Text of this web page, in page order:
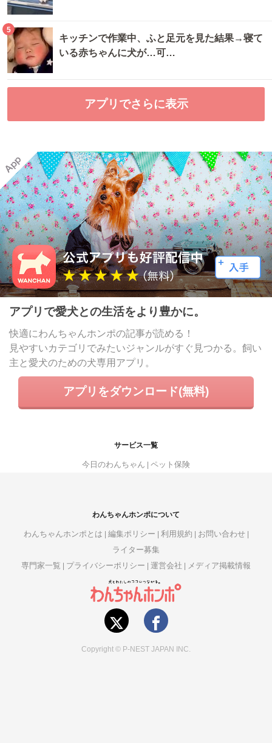
5
キッチンで作業中、ふと足元を見た結果→寝て
いる赤ちゃんに犬が…可…
アプリでさらに表示
アプリで愛犬との生活をより豊かに。
快適にわんちゃんホンポの記事が読める！
見やすいカテゴリでみたいジャンルがすぐ見つかる。飼い
主と愛犬のための犬専用アプリ。
アプリをダウンロード(無料)
サービス一覧
今日のわんちゃん ペット保険
わんちゃんホンポについて
わんちゃんホンポとは 編集ポリシー 利用規約
お問い合わせ
ライター募集
専門家一覧
プライバシーポリシー 運営会社 メディア掲載情報
Copyright © P-NEST JAPAN INC.